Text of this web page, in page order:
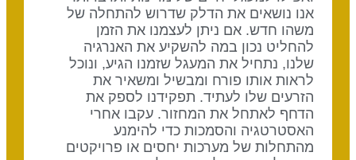
אנו נושאים את הדלק שדרוש להתחלה של
משהו חדש. אם ניתן לעצמנו את הזמן
להחליט נכון במה להשקיע את האנרגיה
שלנו, נתחיל את המעגל שזמנו הגיע, ונוכל
לראות אותו פורח ומבשיל ומשאיר את
הזרעים שלו לעתיד. תפקידנו לספק את
הדחף לאתחל את המחזור. עקבו אחרי
האסטרטגיה והסמכות כדי להימנע
מהתחלות של מערכות יחסים או פרויקטים